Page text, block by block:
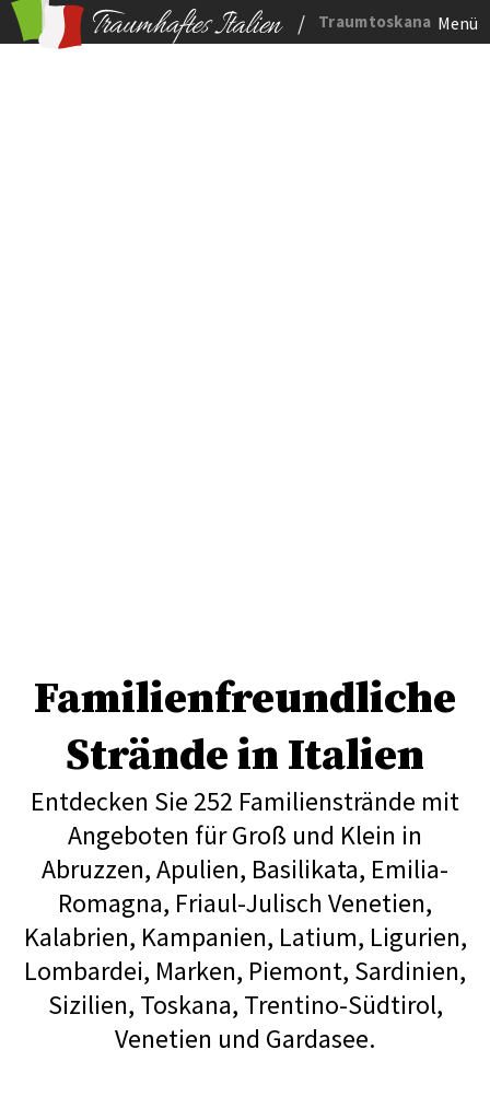
/ Traumtoskana Menü
Familienfreundliche
Strände in Italien
Entdecken Sie 252 Familienstrände mit
Angeboten für Groß und Klein in
Abruzzen, Apulien, Basilikata, Emilia-
Romagna, Friaul-Julisch Venetien,
Kalabrien, Kampanien, Latium, Ligurien,
Lombardei, Marken, Piemont, Sardinien,
Sizilien, Toskana, Trentino-Südtirol,
Venetien und Gardasee.